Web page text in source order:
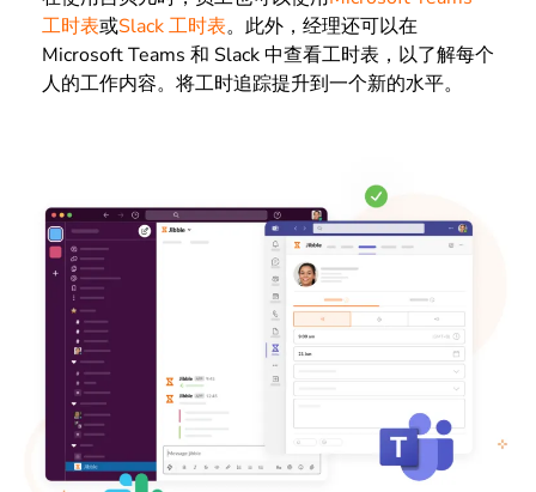
工时表或Slack 工时表。此外，经理还可以在
Microsoft Teams 和 Slack 中查看工时表，以了解每个
人的工作内容。将工时追踪提升到一个新的水平。